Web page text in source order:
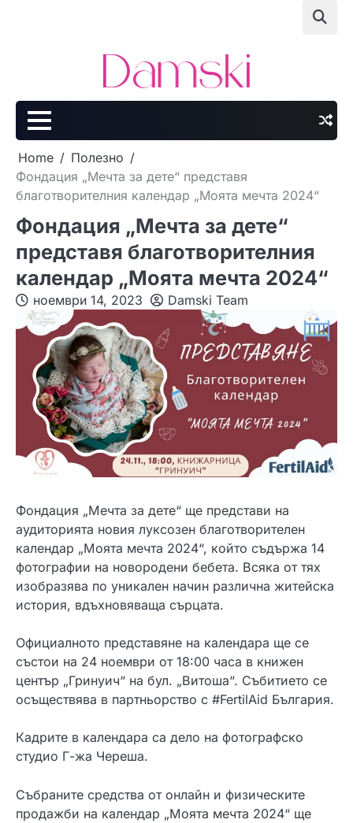
Home
Полезно
Фондация „Мечта за дете“ представя
благотворителния календар „Моята мечта 2024“
Фондация „Мечта за дете“
представя благотворителния
календар „Моята мечта 2024“
ноември 14, 2023 Damski Team
Фондация „Мечта за дете“ ще представи на
аудиторията новия луксозен благотворителен
календар „Моята мечта 2024“, който съдържа 14
фотографии на новородени бебета. Всяка от тях
изобразява по уникален начин различна житейска
история, вдъхновяваща сърцата.
Официалното представяне на календара ще се
състои на 24 ноември от 18:00 часа в книжен
център „Гринуич“ на бул. „Витоша“. Събитието се
осъществява в партньорство с #FertilAid България.
Кадрите в календара са дело на фотографско
студио Г-жа Череша.
Събраните средства от онлайн и физическите
продажби на календар „Моята мечта 2024“ ще